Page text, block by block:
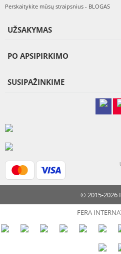
Perskaitykite mūsų straipsnius - BLOGAS
UŽSAKYMAS
PO APSIPIRKIMO
SUSIPAŽINKIME
© 2015-2026
FERA